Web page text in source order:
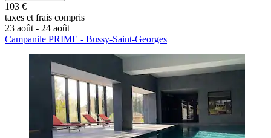
103 €
taxes et frais compris
23 août - 24 août
Campanile PRIME - Bussy-Saint-Georges